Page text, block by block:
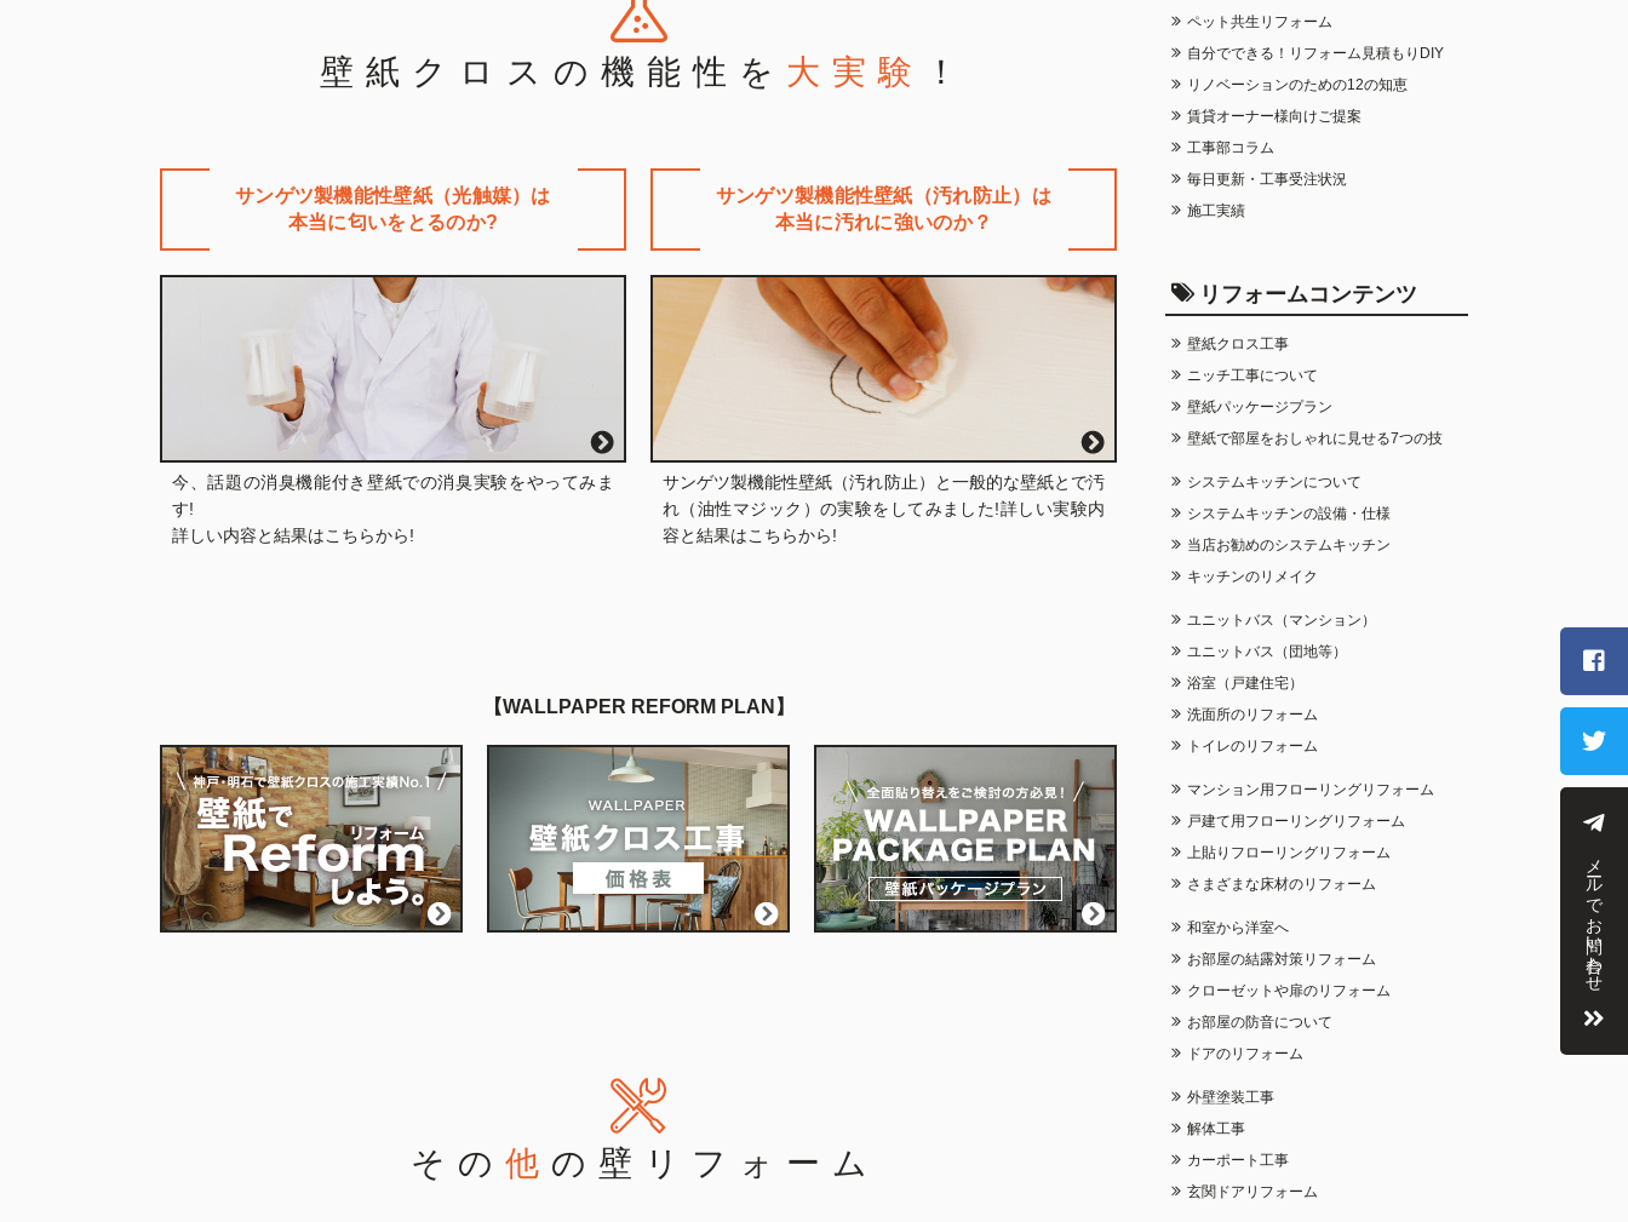
壁紙クロスの機能性を 大実験 ！
サンゲツ製機能性壁紙（光触媒）は
本当に匂いをとるのか?
今、話題の消臭機能付き壁紙での消臭実験をやってみま
す!
詳しい内容と結果はこちらから!
サンゲツ製機能性壁紙（汚れ防止）は
本当に汚れに強いのか？
サンゲツ製機能性壁紙（汚れ防止）と一般的な壁紙とで汚
れ（油性マジック）の実験をしてみました!詳しい実験内
容と結果はこちらから!
WALLPAPER REFORM PLAN
その 他 の壁リフォーム
ペット共生リフォーム
自分でできる！リフォーム見積もりDIY
リノベーションのための12の知恵
賃貸オーナー様向けご提案
工事部コラム
毎日更新・工事受注状況
施工実績
リフォームコンテンツ
壁紙クロス工事
ニッチ工事について
壁紙パッケージプラン
壁紙で部屋をおしゃれに見せる7つの技
システムキッチンについて
システムキッチンの設備・仕様
当店お勧めのシステムキッチン
キッチンのリメイク
ユニットバス（マンション）
ユニットバス（団地等）
浴室（戸建住宅）
洗面所のリフォーム
トイレのリフォーム
マンション用フローリングリフォーム
戸建て用フローリングリフォーム
上貼りフローリングリフォーム
さまざまな床材のリフォーム
和室から洋室へ
お部屋の結露対策リフォーム
クローゼットや扉のリフォーム
お部屋の防音について
ドアのリフォーム
外壁塗装工事
解体工事
カーポート工事
玄関ドアリフォーム
メールでお問い合わせ